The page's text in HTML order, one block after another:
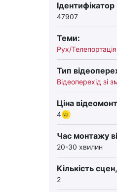
47907
Теми:
Рух/Телепортація
Тип
Відеоперехід зі
Ціна
4
Час монтажу
20-30 хвилин
Кількість
2